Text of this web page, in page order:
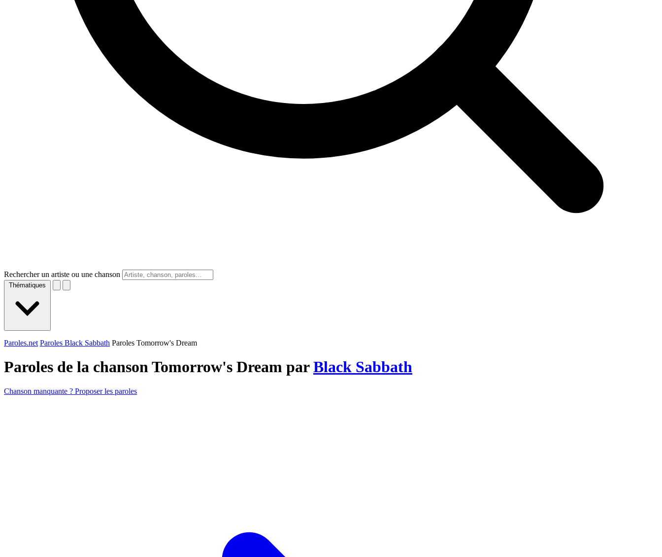
Rechercher un artiste ou une chanson
Thématiques
Paroles.net Paroles Black Sabbath Paroles Tomorrow's Dream
Paroles de la chanson Tomorrow's Dream parBlack Sabbath
Chanson manquante ? Proposer les paroles